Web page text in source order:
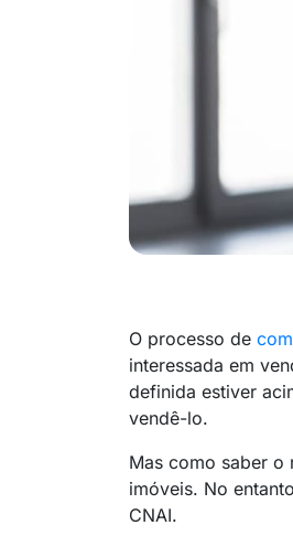
O processo de
interessada em
definida estiver
vendê-lo.
Mas como saber o
imóveis. No
CNAI.